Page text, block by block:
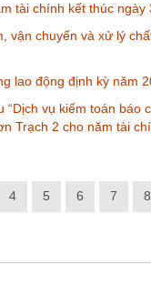
tài chính kết thúc ngày
vận chuyển và xử lý
lao động định kỳ năm
“Dịch vụ kiểm toán
Trạch 2 cho năm tài
4 5 6 7 8